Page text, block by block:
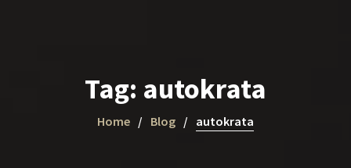
Tag: autokrata
Home Blog autokrata